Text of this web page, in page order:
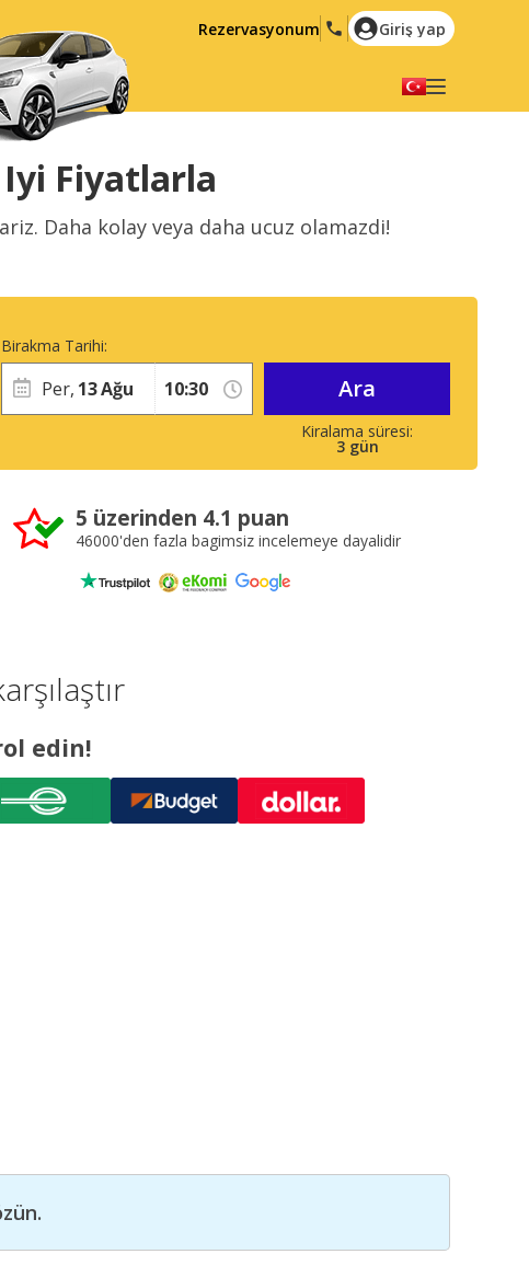
Rezervasyonum Giriş yap
English
Italiano
Nederlands
Русский
Hrvatski
Iyi Fiyatlarla
Daha kolay veya daha ucuz olamazdi!
3 gün
Birakma Tarihi:
Per, 13Ağu Ara
5 üzerinden 4.1 puan
46000'den fazla bagimsiz incelemeye dayalidir
edin!